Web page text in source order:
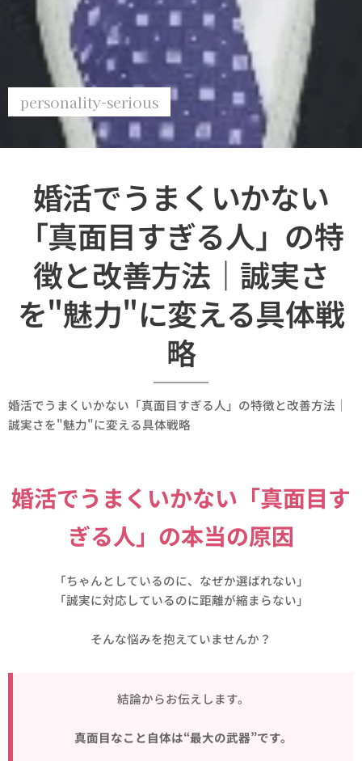
personality-serious
婚活でうまくいかない
「真面目すぎる人」の特
徴と改善方法｜誠実さ
を"魅力"に変える具体戦
略
婚活でうまくいかない「真面目すぎる人」の特徴と改善方法｜
誠実さを"魅力"に変える具体戦略
婚活でうまくいかない「真面目す
ぎる人」の本当の原因
「ちゃんとしているのに、なぜか選ばれない」
「誠実に対応しているのに距離が縮まらない」
そんな悩みを抱えていませんか？
結論からお伝えします。
真面目なこと自体は“最大の武器”です。